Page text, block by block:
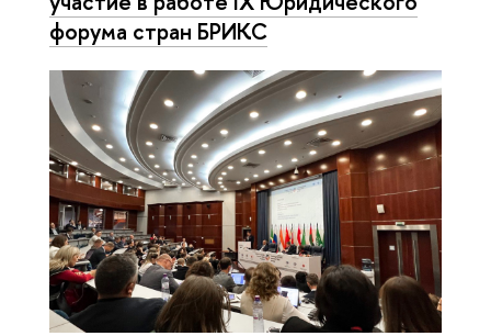
форума стран БРИКС